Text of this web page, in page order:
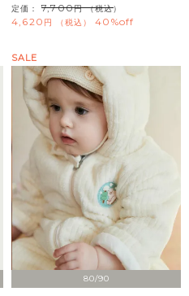
定価： 7,700 （税込）
4,620 税込 40%off
80/90
SALE